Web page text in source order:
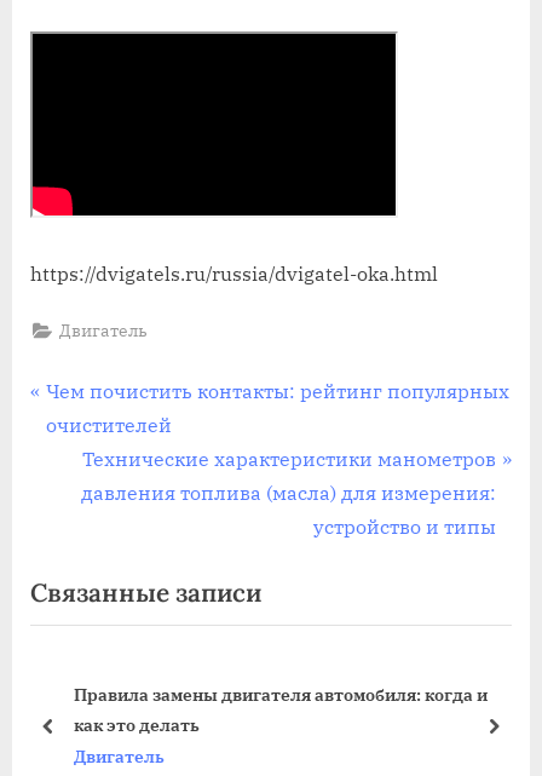
https://dvigatels.ru/russia/dvigatel-oka.html
Двигатель
Навигация
записям
П
р
у
щ
з
Чем почистить контакты: рейтинг популярных
очистителей
С
л
у
ю
а
я
з
Технические характеристики манометров
давления топлива (масла) для измерения:
устройство и типы
Связанные записи
Правила замены двигателя автомобиля: когда и
как это делать
Двигатель
пред